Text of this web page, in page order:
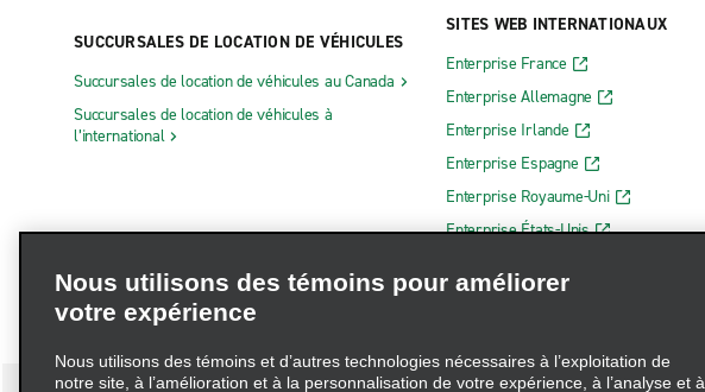
SUCCURSALES DE LOCATION DE VÉHICULES
Succursales de location de véhicules au Canada
Succursales de location de véhicules à
l’international
SITES WEB INTERNATIONAUX
Enterprise France
Enterprise Allemagne
Enterprise Irlande
Enterprise Espagne
Enterprise Royaume-Uni
Enterprise États-Unis
Nous utilisons des témoins pour améliorer
votre expérience
Nous utilisons des témoins et d’autres technologies nécessaires à l’exploitation de
notre site, à l’amélioration et à la personnalisation de votre expérience, à l’analyse et à